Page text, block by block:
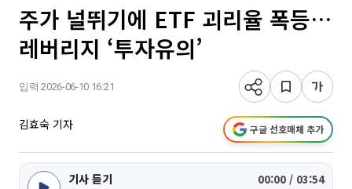
주가 널뛰기에 ETF 괴리율 폭등…
레버리지 ‘투자유의’
입력 2026-06-10 16:21
김효숙 기자 구글 선호매체 추가
기사 듣기 00:00 / 03:54